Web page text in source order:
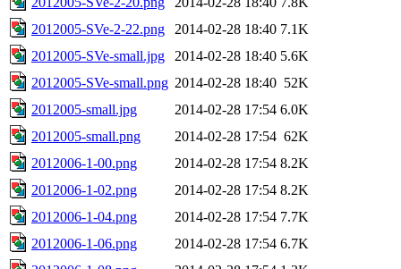
2012005-SVe-2-22.png
2014-02-28 18:40 7.1K
2012005-SVe-small.jpg
2014-02-28 18:40 5.6K
2012005-SVe-small.png 2014-02-28 18:40 52K
2012005-small.jpg
2014-02-28 17:54 6.0K
2012005-small.png
2014-02-28 17:54 62K
2012006-1-00.png
2014-02-28 17:54 8.2K
2012006-1-02.png
2014-02-28 17:54 8.2K
2012006-1-04.png
2014-02-28 17:54 7.7K
2012006-1-06.png
2014-02-28 17:54 6.7K